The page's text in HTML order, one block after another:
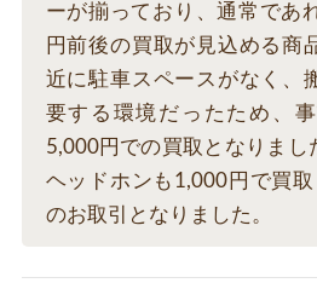
ーが揃っており、通常であ
円前後の買取が見込める商
近に駐車スペースがなく、
要する環境だったため、
5,000円での買取となりまし
ヘッドホンも1,000円で買
のお取引となりました。